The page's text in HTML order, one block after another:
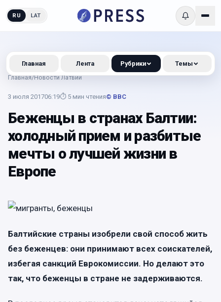
RU LAT
Главная/Новости Латвии
3 июля 201706:19⏱ 5 мин чтения© BBC
Беженцы в странах Балтии:
холодный прием и разбитые
мечты о лучшей жизни в
Европе
Балтийские страны изобрели свой способ жить
без беженцев: они принимают всех соискателей,
избегая санкций Еврокомиссии. Но делают это
так, что беженцы в стране не задерживаются.
Главная Лента Рубрики Темы